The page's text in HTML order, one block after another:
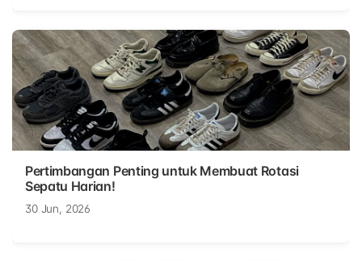
Pertimbangan Penting untuk Membuat Rotasi
Sepatu Harian!
30 Jun, 2026